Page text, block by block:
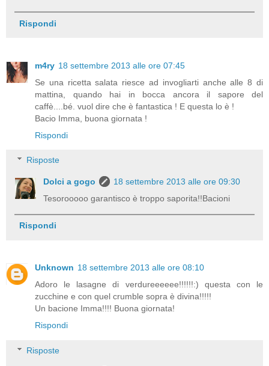
Rispondi
m4ry 18 settembre 2013 alle ore 07:45
Se una ricetta salata riesce ad invogliarti anche alle 8 di
mattina, quando hai in bocca ancora il sapore del
caffè....bé. vuol dire che è fantastica ! E questa lo è !
Bacio Imma, buona giornata !
Rispondi
Risposte
Dolci a gogo
18 settembre 2013 alle ore 09:30
Tesorooooo garantisco è troppo saporita!!Bacioni
Rispondi
Unknown 18 settembre 2013 alle ore 08:10
Adoro le lasagne di verdureeeeee!!!!!!:) questa con le
zucchine e con quel crumble sopra è divina!!!!!
Un bacione Imma!!!! Buona giornata!
Rispondi
Risposte